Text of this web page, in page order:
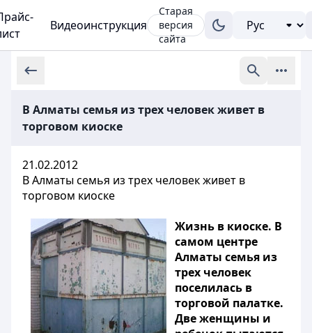
Видеоинструкция
Старая
версия
сайта
В Алматы семья из трех человек живет в
торговом киоске
21.02.2012
В Алматы семья из трех человек живет в
торговом киоске
Жизнь в киоске. В
самом центре
Алматы семья из
трех человек
поселилась в
торговой палатке.
Две женщины и